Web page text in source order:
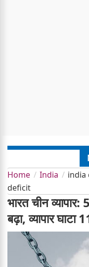
Home India
india
deficit
भारत चीन
बढ़ा, व्यापार घाटा